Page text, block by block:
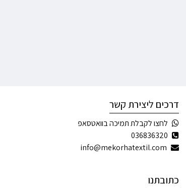
דרכים ליצירת קשר
לחצו לקבלת תמיכה בוואטסאפ
036836320
info@mekorhatextil.com
כתובתנו